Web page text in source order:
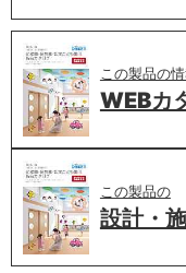
この製品の
WEBカ
この製品の
設計・